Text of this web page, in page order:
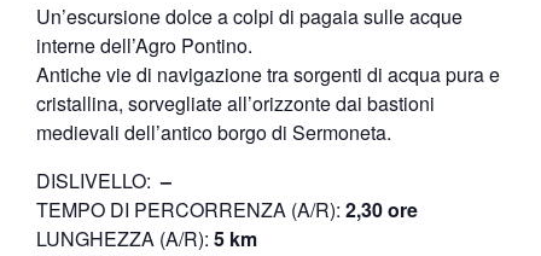
Un’escursione dolce a colpi di pagaia sulle acque
interne dell’Agro Pontino.
Antiche vie di navigazione tra sorgenti di acqua pura e
cristallina, sorvegliate all’orizzonte dai bastioni
medievali dell’antico borgo di Sermoneta.
DISLIVELLO:–
TEMPO DI PERCORRENZA (A/R): 2,30 ore
LUNGHEZZA (A/R): 5 km